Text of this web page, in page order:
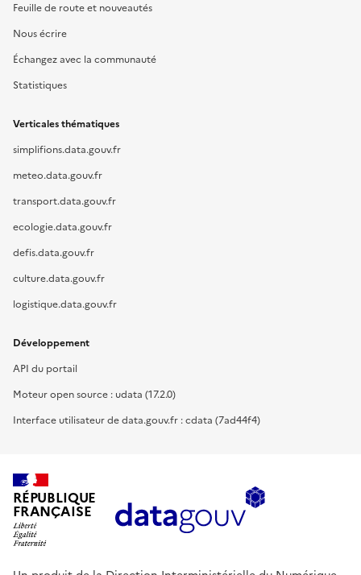
Feuille de route et nouveautés
Nous écrire
Échangez avec la communauté
Statistiques
Verticales thématiques
simplifions.data.gouv.fr
meteo.data.gouv.fr
transport.data.gouv.fr
ecologie.data.gouv.fr
defis.data.gouv.fr
culture.data.gouv.fr
logistique.data.gouv.fr
Développement
API du portail
Moteur open source : udata (17.2.0)
Interface utilisateur de data.gouv.fr : cdata (7ad44f4)
RÉPUBLIQUE
FRANÇAISE